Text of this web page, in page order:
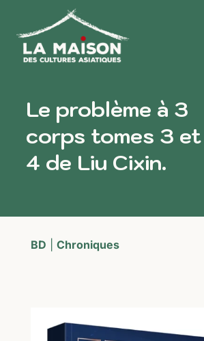
Le problème à 3
corps tomes 3 et
4 de Liu Cixin.
BD Chroniques